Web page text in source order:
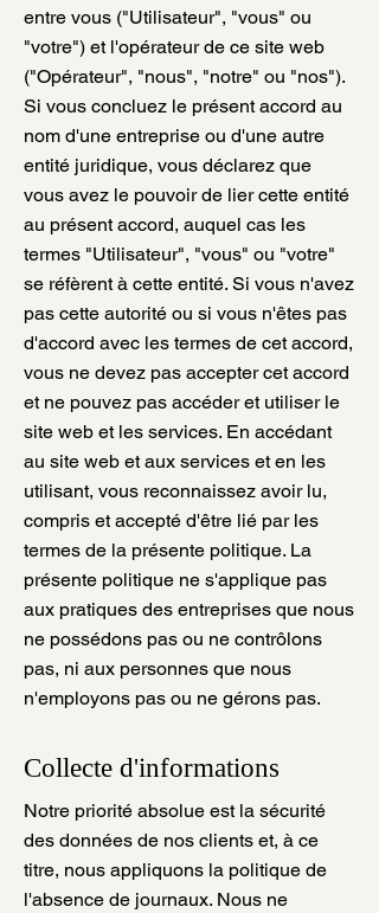
entre vous ("Utilisateur", "vous" ou
"votre") et l'opérateur de ce site web
("Opérateur", "nous", "notre" ou "nos").
Si vous concluez le présent accord au
nom d'une entreprise ou d'une autre
entité juridique, vous déclarez que
vous avez le pouvoir de lier cette entité
au présent accord, auquel cas les
termes "Utilisateur", "vous" ou "votre"
se réfèrent à cette entité. Si vous n'avez
pas cette autorité ou si vous n'êtes pas
d'accord avec les termes de cet accord,
vous ne devez pas accepter cet accord
et ne pouvez pas accéder et utiliser le
site web et les services. En accédant
au site web et aux services et en les
utilisant, vous reconnaissez avoir lu,
compris et accepté d'être lié par les
termes de la présente politique. La
présente politique ne s'applique pas
aux pratiques des entreprises que nous
ne possédons pas ou ne contrôlons
pas, ni aux personnes que nous
n'employons pas ou ne gérons pas.
Collecte d'informations
Notre priorité absolue est la sécurité
des données de nos clients et, à ce
titre, nous appliquons la politique de
l'absence de journaux. Nous ne